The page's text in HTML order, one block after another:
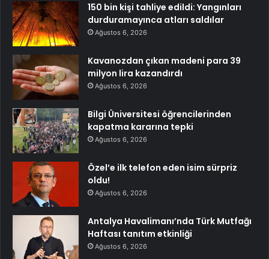
150 bin kişi tahliye edildi: Yangınları
durduramayınca atları saldılar
Ağustos 6, 2026
Kavanozdan çıkan madeni para 39
milyon lira kazandırdı
Ağustos 6, 2026
Bilgi Üniversitesi öğrencilerinden
kapatma kararına tepki
Ağustos 6, 2026
Özel’e ilk telefon eden isim sürpriz
oldu!
Ağustos 6, 2026
Antalya Havalimanı’nda Türk Mutfağı
Haftası tanıtım etkinliği
Ağustos 6, 2026